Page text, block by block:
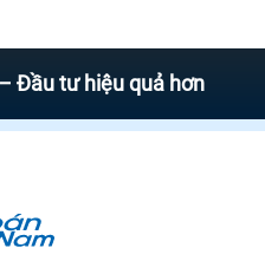
hiệu quả hơn